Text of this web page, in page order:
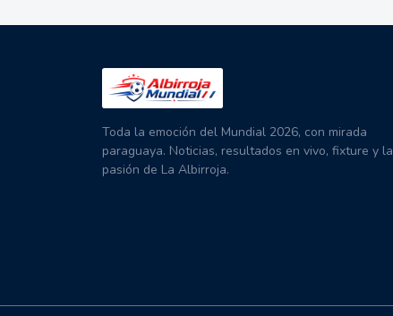
Toda la emoción del Mundial 2026, con mirada
paraguaya. Noticias, resultados en vivo, fixture y la
pasión de La Albirroja.